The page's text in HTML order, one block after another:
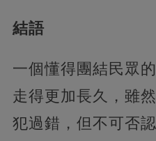
結語
一個懂得團結民眾
走得更加長久，雖
犯過錯，但不可否